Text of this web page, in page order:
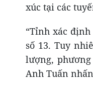
xúc tại các
“Tỉnh xác
số 13. Tuy
lượng, phương
Anh Tuấn